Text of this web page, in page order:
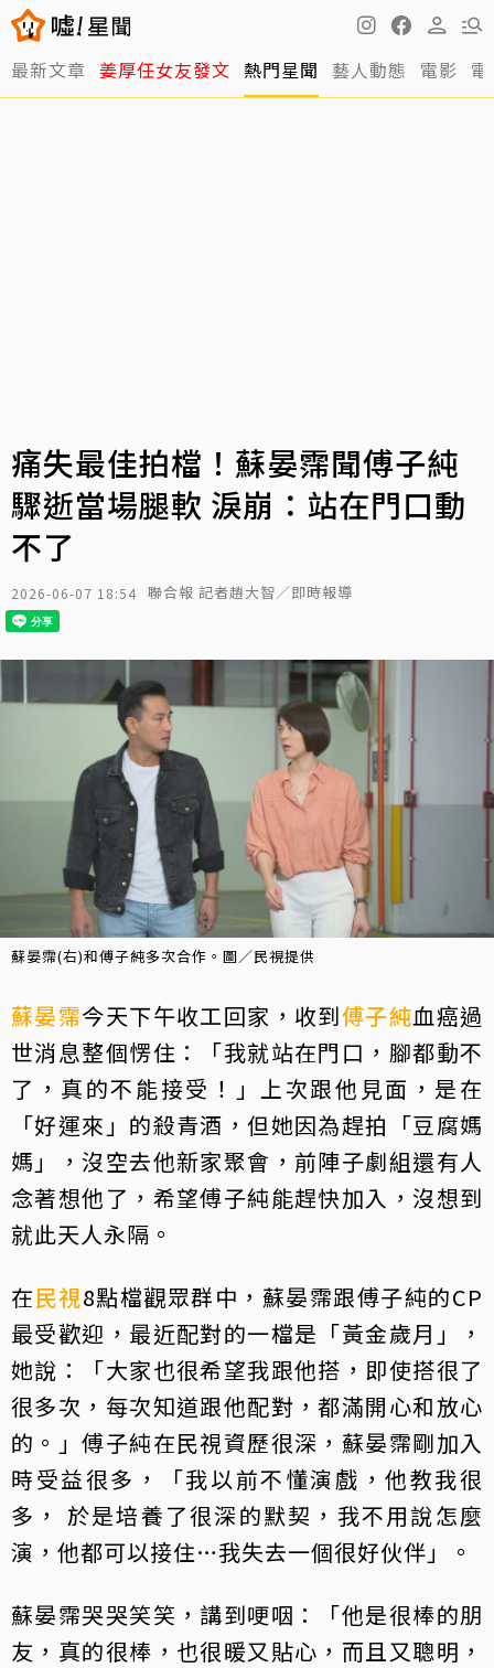
最新文章 姜厚任女友發文 熱門星聞 藝人動態 電影
痛失最佳拍檔！蘇晏霈聞傅子純
驟逝當場腿軟 淚崩：站在門口動
不了
2026-06-07 18:54 聯合報 記者趙大智／即時報導
蘇晏霈(右)和傅子純多次合作。圖／民視提供
蘇晏霈今天下午收工回家，收到傅子純血癌過
世消息整個愣住：「我就站在門口，腳都動不
了，真的不能接受！」上次跟他見面，是在
「好運來」的殺青酒，但她因為趕拍「豆腐媽
媽」，沒空去他新家聚會，前陣子劇組還有人
念著想他了，希望傅子純能趕快加入，沒想到
就此天人永隔。
在民視8點檔觀眾群中，蘇晏霈跟傅子純的CP
最受歡迎，最近配對的一檔是「黃金歲月」，
她說：「大家也很希望我跟他搭，即使搭很了
很多次，每次知道跟他配對，都滿開心和放心
的。」傅子純在民視資歷很深，蘇晏霈剛加入
時受益很多，「我以前不懂演戲，他教我很
多， 於是培養了很深的默契，我不用說怎麼
演，他都可以接住…我失去一個很好伙伴」。
蘇晏霈哭哭笑笑，講到哽咽：「他是很棒的朋
友，真的很棒，也很暖又貼心，而且又聰明，